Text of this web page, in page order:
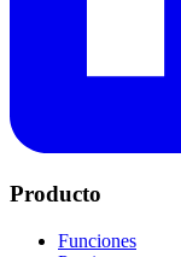
Producto
Funciones